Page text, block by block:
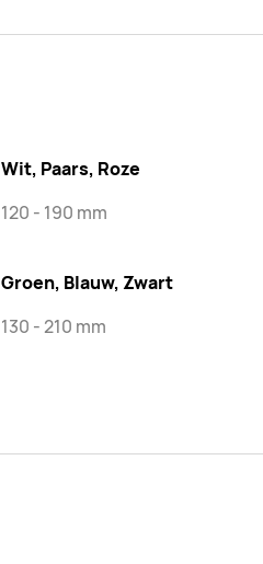
Wit, Paars, Roze
120 - 190 mm
Groen, Blauw, Zwart
130 - 210 mm